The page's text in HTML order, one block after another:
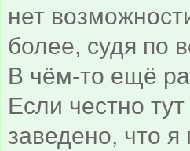
нет
более, судя по
В чём-то ещё
Если честно
заведено, что